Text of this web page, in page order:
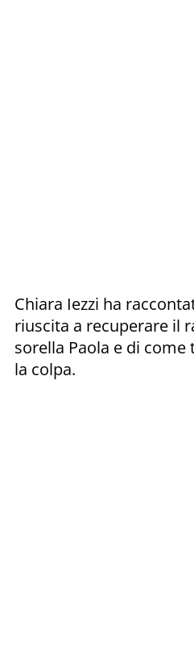
Chiara Iezzi ha
riuscita a recuperare il
sorella Paola e di
la colpa.